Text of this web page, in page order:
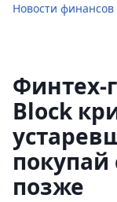
Новости финансов
Финтех-
Block
покупай
позже